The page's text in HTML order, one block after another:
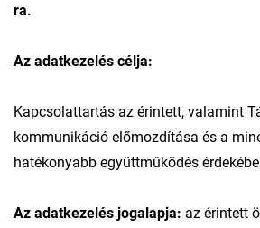
ra.
Az adatkezelés célja:
Kapcsolattartás az érintett, valamint
kommunikáció előmozdítása és a
hatékonyabb együttműködés
Az adatkezelés jogalapja: az érintett